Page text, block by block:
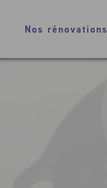
Nos rénovations